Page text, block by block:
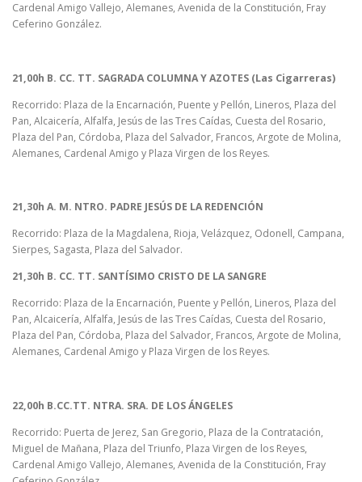
Cardenal Amigo Vallejo, Alemanes, Avenida de la Constitución, Fray
Ceferino González.
21,00h B. CC. TT. SAGRADA COLUMNA Y AZOTES (Las Cigarreras)
Recorrido: Plaza de la Encarnación, Puente y Pellón, Lineros, Plaza del
Pan, Alcaicería, Alfalfa, Jesús de las Tres Caídas, Cuesta del Rosario,
Plaza del Pan, Córdoba, Plaza del Salvador, Francos, Argote de Molina,
Alemanes, Cardenal Amigo y Plaza Virgen de los Reyes.
21,30h A. M. NTRO. PADRE JESÚS DE LA REDENCIÓN
Recorrido: Plaza de la Magdalena, Rioja, Velázquez, Odonell, Campana,
Sierpes, Sagasta, Plaza del Salvador.
21,30h B. CC. TT. SANTÍSIMO CRISTO DE LA SANGRE
Recorrido: Plaza de la Encarnación, Puente y Pellón, Lineros, Plaza del
Pan, Alcaicería, Alfalfa, Jesús de las Tres Caídas, Cuesta del Rosario,
Plaza del Pan, Córdoba, Plaza del Salvador, Francos, Argote de Molina,
Alemanes, Cardenal Amigo y Plaza Virgen de los Reyes.
22,00h B.CC.TT. NTRA. SRA. DE LOS ÁNGELES
Recorrido: Puerta de Jerez, San Gregorio, Plaza de la Contratación,
Miguel de Mañana, Plaza del Triunfo, Plaza Virgen de los Reyes,
Cardenal Amigo Vallejo, Alemanes, Avenida de la Constitución, Fray